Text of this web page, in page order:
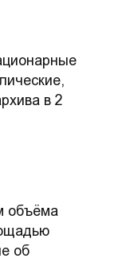
в 2
объёма
об